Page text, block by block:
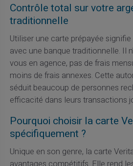
Contrôle total sur votre
traditionnelle
Utiliser une carte prépayée
avec une banque traditionnelle. Il
vous en agence, pas de frais
moins de frais annexes. Cette
séduit beaucoup de personnes
efficacité dans leurs transactions
Pourquoi choisir la carte
spécifiquement ?
Unique en son genre, la carte